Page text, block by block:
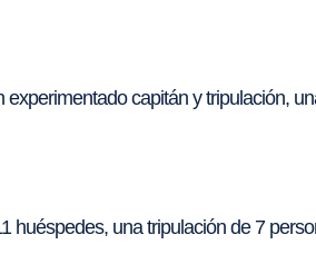
capitán y tripulación,
huéspedes, una tripulación de 7